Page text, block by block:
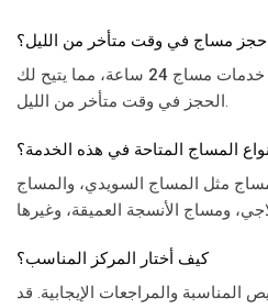
مساج في وقت متأخر من الليل؟
خدمات مساج 24 ساعة
، مما يتيح لك
الحجز في وقت متأخر من الليل.
المساج المتاحة في هذه الخدمة؟
مثل المساج السويدي، والمساج
كيف أختار المركز المناسب؟
المناسبة والمراجعات الإيجابية. قد